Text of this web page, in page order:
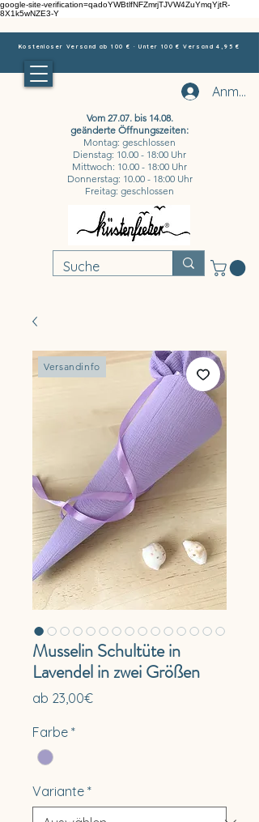
google-site-verification=qadoYWBtlfNFZmrjTJVW4ZuYmqYjtR-
8X1k5wNZE3-Y
Kostenloser Versand ab 100 € · Unter 100 € Versand 4,95 €
Vom 27.07. bis 14.08.
geänderte Öffnungszeiten:
Montag: geschlossen
Dienstag: 10.00 - 18:00 Uhr
Mittwoch: 10.00 - 18:00 Uhr
Donnerstag: 10.00 - 18:00 Uhr
Freitag: geschlossen
Musselin Schultüte in
Lavendel in zwei Größen
ab 23,00€Sale-
Farbe *
Variante *
Versandinfo